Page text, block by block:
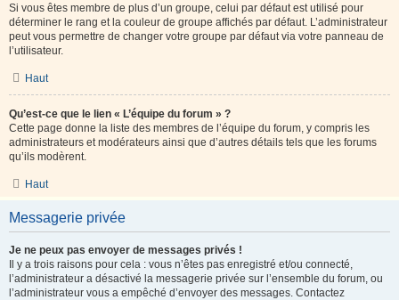
Si vous êtes membre de plus d’un groupe, celui par défaut est utilisé pour
déterminer le rang et la couleur de groupe affichés par défaut. L’administrateur
peut vous permettre de changer votre groupe par défaut via votre panneau de
l’utilisateur.
Haut
Qu’est-ce que le lien « L’équipe du forum » ?
Cette page donne la liste des membres de l’équipe du forum, y compris les
administrateurs et modérateurs ainsi que d’autres détails tels que les forums
qu’ils modèrent.
Haut
Messagerie privée
Je ne peux pas envoyer de messages privés !
Il y a trois raisons pour cela : vous n’êtes pas enregistré et/ou connecté,
l’administrateur a désactivé la messagerie privée sur l’ensemble du forum, ou
l’administrateur vous a empêché d’envoyer des messages. Contactez